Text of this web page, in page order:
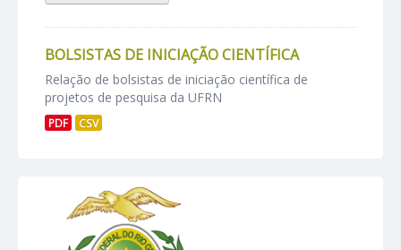
BOLSISTAS DE INICIAÇÃO CIENTÍFICA
Relação de bolsistas de iniciação científica de
projetos de pesquisa da UFRN
PDF CSV